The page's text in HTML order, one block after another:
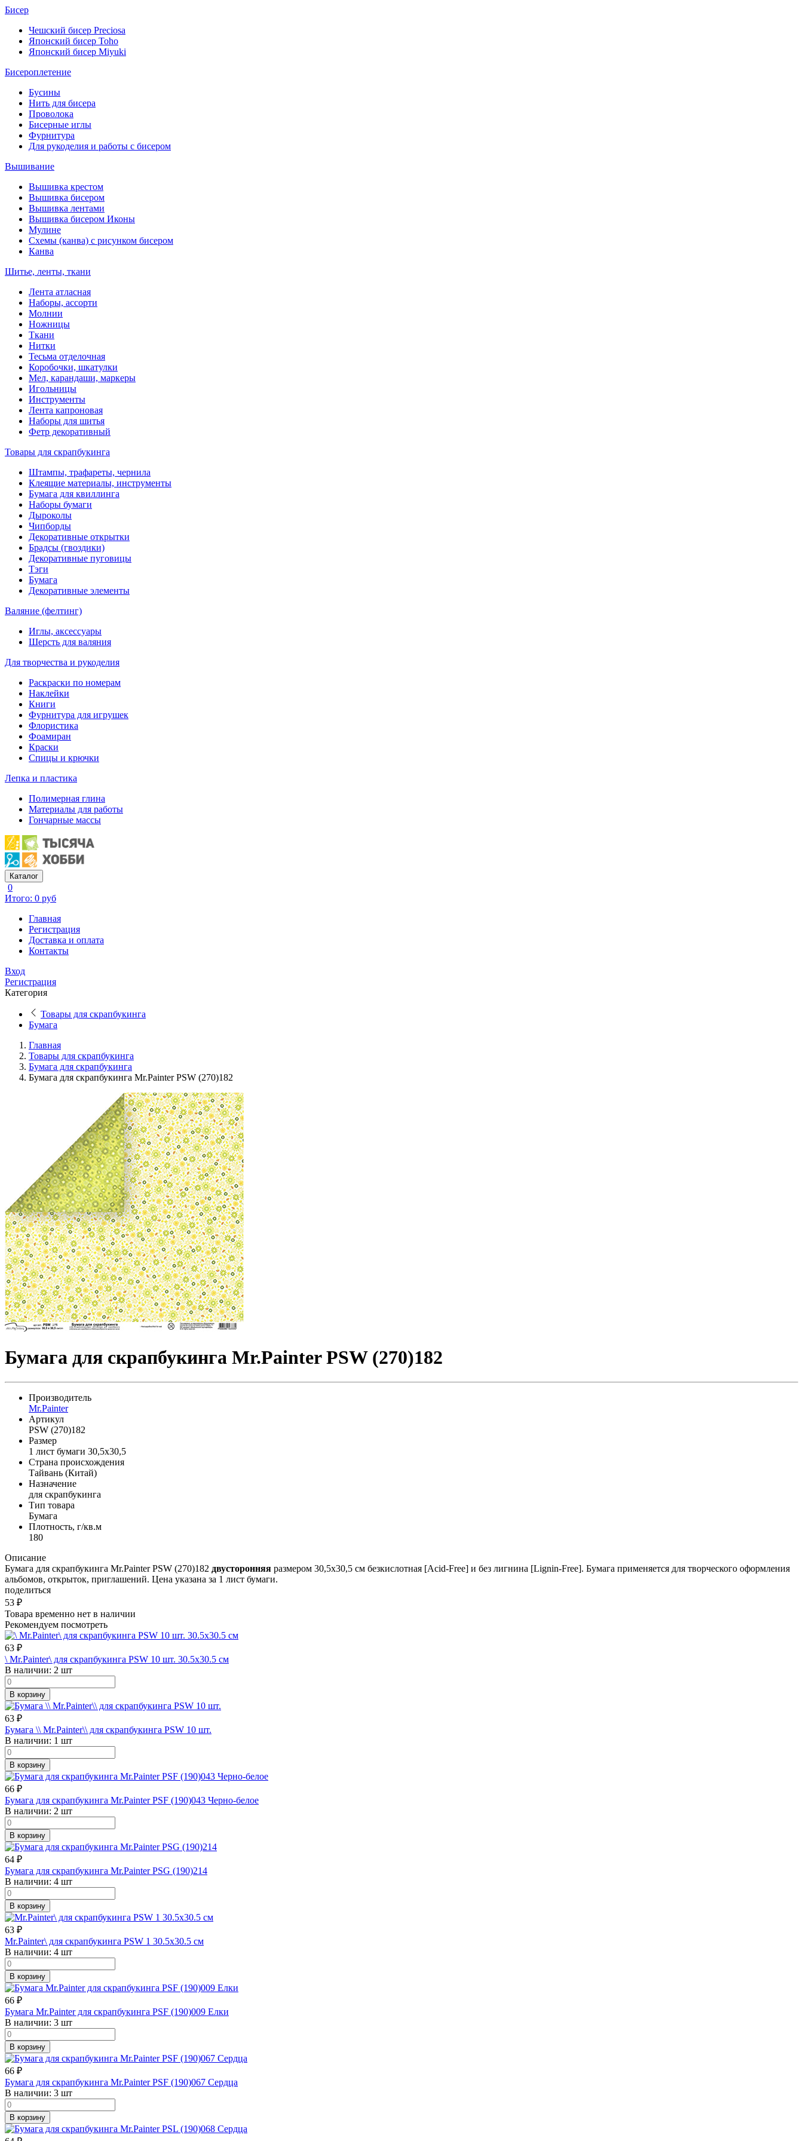
Бисер
Чешский бисер Preciosa
Японский бисер Toho
Японский бисер Miyuki
Бисероплетение
Бусины
Нить для бисера
Проволока
Бисерные иглы
Фурнитура
Для рукоделия и работы с бисером
Вышивание
Вышивка крестом
Вышивка бисером
Вышивка лентами
Вышивка бисером Иконы
Мулине
Схемы (канва) с рисунком бисером
Канва
Шитье, ленты, ткани
Лента атласная
Наборы, ассорти
Молнии
Ножницы
Ткани
Нитки
Тесьма отделочная
Коробочки, шкатулки
Мел, карандаши, маркеры
Игольницы
Инструменты
Лента капроновая
Наборы для шитья
Фетр декоративный
Товары для скрапбукинга
Штампы, трафареты, чернила
Клеящие материалы, инструменты
Бумага для квиллинга
Наборы бумаги
Дыроколы
Чипборды
Декоративные открытки
Брадсы (гвоздики)
Декоративные пуговицы
Тэги
Бумага
Декоративные элементы
Валяние (фелтинг)
Иглы, аксессуары
Шерсть для валяния
Для творчества и рукоделия
Раскраски по номерам
Наклейки
Книги
Фурнитура для игрушек
Флористика
Фоамиран
Краски
Спицы и крючки
Лепка и пластика
Полимерная глина
Материалы для работы
Гончарные массы
Каталог
0
Итого: 0 руб
Главная
Регистрация
Доставка и оплата
Контакты
Вход
Регистрация
Категория
Товары для скрапбукинга
Бумага
Главная
Товары для скрапбукинга
Бумага для скрапбукинга
Бумага для скрапбукинга Mr.Painter PSW (270)182
Бумага для скрапбукинга Mr.Painter PSW (270)182
Производитель
Mr.Painter
Артикул
PSW (270)182
Размер
1 лист бумаги 30,5x30,5
Страна происхождения
Тайвань (Китай)
Назначение
для скрапбукинга
Тип товара
Бумага
Плотность, г/кв.м
180
Описание
Бумага для скрапбукинга Mr.Painter PSW (270)182 двусторонняя размером 30,5х30,5 см безкислотная [Acid-Free] и без лигнина [Lignin-Free]. Бумага применяется для творческого оформления
альбомов, открыток, приглашений. Цена указана за 1 лист бумаги.
поделиться
53 ₽
Товара временно нет в наличии
Рекомендуем посмотреть
63 ₽
\ Mr.Painter\ для скрапбукинга PSW 10 шт. 30.5х30.5 см
В наличии: 2 шт
В корзину
63 ₽
Бумага \\ Mr.Painter\\ для скрапбукинга PSW 10 шт.
В наличии: 1 шт
В корзину
66 ₽
Бумага для скрапбукинга Mr.Painter PSF (190)043 Черно-белое
В наличии: 2 шт
В корзину
64 ₽
Бумага для скрапбукинга Mr.Painter PSG (190)214
В наличии: 4 шт
В корзину
63 ₽
Mr.Painter\ для скрапбукинга PSW 1 30.5х30.5 см
В наличии: 4 шт
В корзину
66 ₽
Бумага Mr.Painter для скрапбукинга PSF (190)009 Елки
В наличии: 3 шт
В корзину
66 ₽
Бумага для скрапбукинга Mr.Painter PSF (190)067 Сердца
В наличии: 3 шт
В корзину